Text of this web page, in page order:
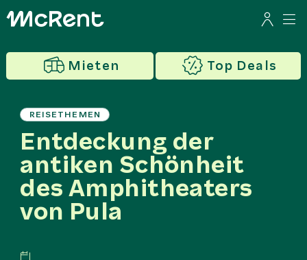
Mieten Top Deals
REISETHEMEN
Entdeckung der
antiken Schönheit
des Amphitheaters
von Pula